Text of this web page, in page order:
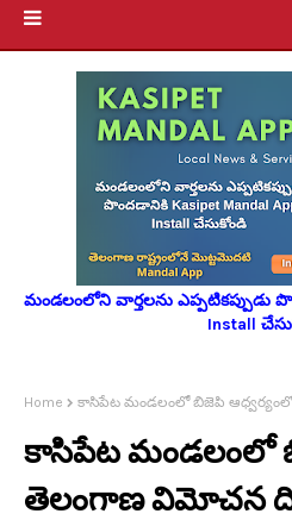
మండలంలోని వార్తలను ఎప్పటికప్పుడు
Install
Home కాసిపేట మండలంలో బిజెపి
కాసిపేట మండలంలో
తెలంగాణ విమోచన